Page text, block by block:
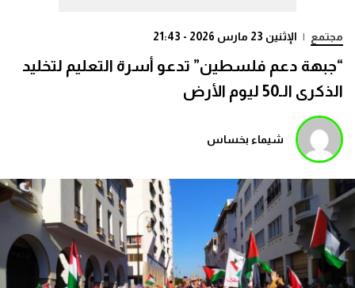
مجتمع | الإثنين 23 مارس 2026 - 21:43
“جبهة دعم فلسطين” تدعو أسرة التعليم لتخليد
الذكرى الـ50 ليوم الأرض
شيماء بخساس